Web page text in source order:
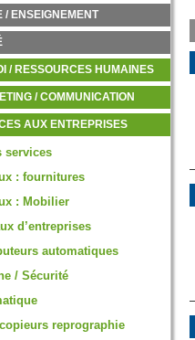
/ ENSEIGNEMENT
/ RESSOURCES HUMAINES
/ COMMUNICATION
AUX ENTREPRISES
services
: fournitures
: Mobilier
d’entreprises
automatiques
/ Sécurité
reprographie